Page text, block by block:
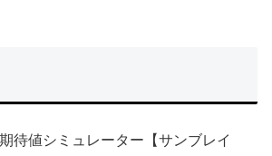
待値シミュレーター【サンブレイ